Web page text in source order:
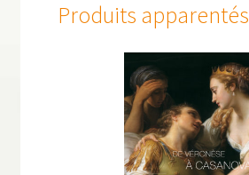
Produits apparentés